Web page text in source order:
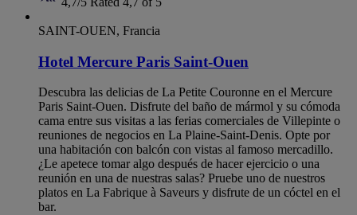
SAINT-OUEN, Francia
Hotel Mercure Paris Saint-Ouen
Descubra las delicias de La Petite Couronne en el Mercure
Paris Saint-Ouen. Disfrute del baño de mármol y su cómoda
cama entre sus visitas a las ferias comerciales de Villepinte o
reuniones de negocios en La Plaine-Saint-Denis. Opte por
una habitación con balcón con vistas al famoso mercadillo.
¿Le apetece tomar algo después de hacer ejercicio o una
reunión en una de nuestras salas? Pruebe uno de nuestros
platos en La Fabrique à Saveurs y disfrute de un cóctel en el
bar.